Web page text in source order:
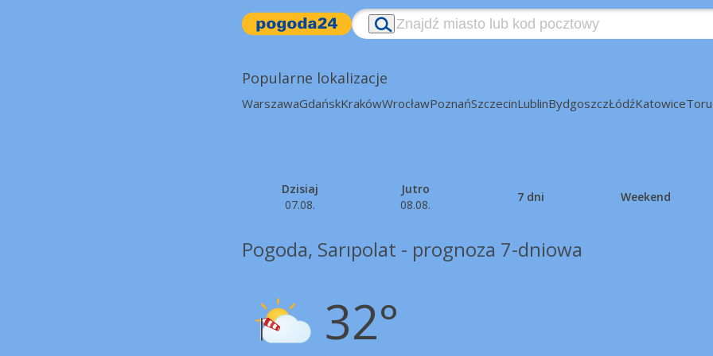
Popularne lokalizacje
WarszawaGdańskKrakówWrocławPoznańSzczecinLublinBydgoszczŁódźKatowice
Dzisiaj
07.08.
Jutro
08.08.
7 dni Weekend
Pogoda, Sarıpolat - prognoza 7-dniowa
32°